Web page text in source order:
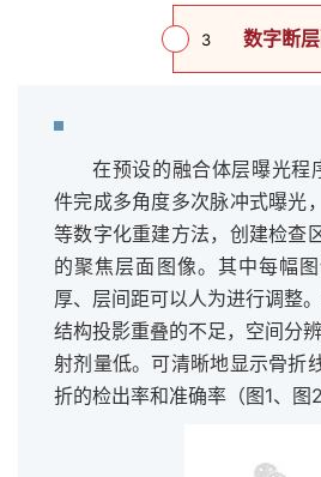
3 数字断
在预设的融合体层曝光程
件完成多角度多次脉冲式曝光
等数字化重建方法，创建检查
的聚焦层面图像。其中每幅
厚、层间距可以人为进行调整
结构投影重叠的不足，空间分
射剂量低。可清晰地显示骨折
折的检出率和准确率（图1、图2